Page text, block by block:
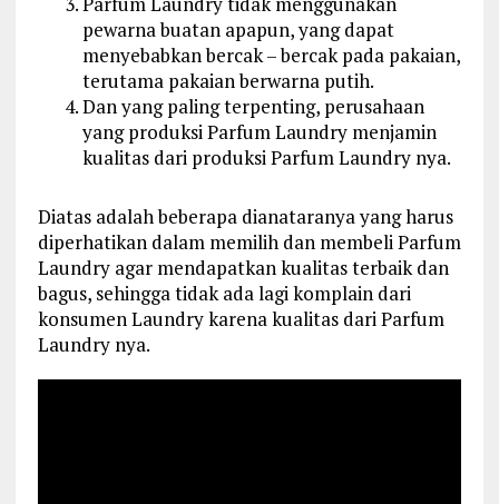
pewarna buatan apapun, yang dapat
menyebabkan bercak – bercak pada pakaian,
terutama pakaian berwarna putih.
Dan yang paling terpenting, perusahaan
yang produksi Parfum Laundry menjamin
kualitas dari produksi Parfum Laundry nya.
Diatas adalah beberapa dianataranya yang harus
diperhatikan dalam memilih dan membeli Parfum
Laundry agar mendapatkan kualitas terbaik dan
bagus, sehingga tidak ada lagi komplain dari
konsumen Laundry karena kualitas dari Parfum
Laundry nya.